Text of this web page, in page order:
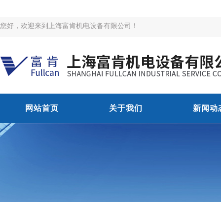
您好，欢迎来到上海富肯机电设备有限公司！
网站首页 关于我们 新闻动